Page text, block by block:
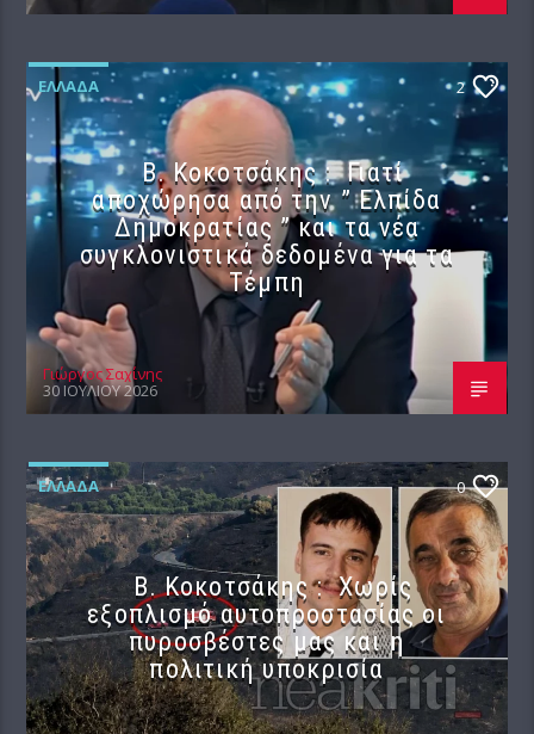
ΕΛΛΆΔΑ 2
Β. Κοκοτσάκης : Γιατί
αποχώρησα από την ” Ελπίδα
Δημοκρατίας ” και τα νέα
συγκλονιστικά δεδομένα για τα
Τέμπη
Γιώργος Σαχίνης
30 ΙΟΥΛΊΟΥ 2026
ΕΛΛΆΔΑ 0
Β. Κοκοτσάκης : Χωρίς
εξοπλισμό αυτοπροστασίας οι
πυροσβέστες μας και η
πολιτική υποκρισία